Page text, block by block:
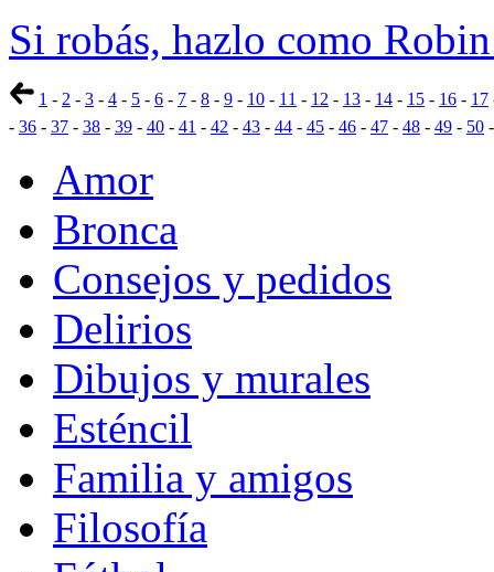
Si robás, hazlo como
1 - 2 - 3 - 4 - 5 - 6 - 7 - 8 - 9 - 10 - 11 - 12 - 13 - 14 - 15 - 16 - 17
- 36 - 37 - 38 - 39 - 40 - 41 - 42 - 43 - 44 - 45 - 46 - 47 - 48 - 49 - 50
Amor
Bronca
Consejos y pedidos
Delirios
Dibujos y murales
Esténcil
Familia y amigos
Filosofía